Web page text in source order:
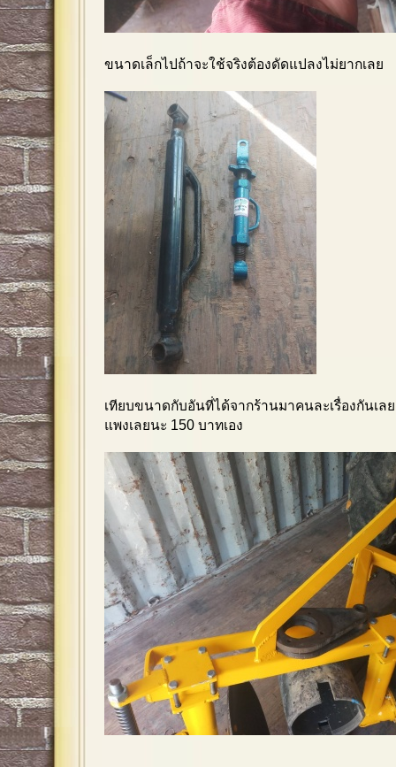
ขนาดเล็กไปถ้าจะใช้จริงต้องดัดแปลงไม่ยากเลย
เทียบขนาดกับอันที่ได้จากร้านมาคนละเรื่องกันเล
แพงเลยนะ 150 บาทเอง